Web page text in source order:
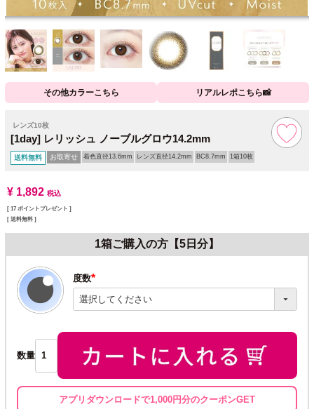
その他カラーこちら リアルレポこちら📸
レンズ10枚
[1day] レリッシュ ノーブルグロウ14.2mm
送料無料 お取寄せ 着色直径13.6mm レンズ直径14.2mm BC8.7mm 1箱10枚
¥ 1,892 税込
[ 17 ポイントプレゼント ]
送料無料
1箱ご購入の方【5日分】
度数
(必
須)
数量
アプリダウンロードで1,000円分のクーポンGET